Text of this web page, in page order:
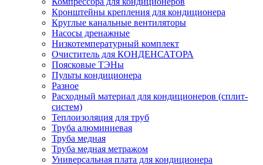
Кронштейны крепления для кондиционера
Круглые канальные вентиляторы
Насосы дренажные
Низкотемпературный комплект
Очиститель для КОНДЕНСАТОРА
Поясковые ТЭНы
Пульты кондиционера
Разное
Расходный материал для кондиционеров (сплит-
систем)
Теплоизоляция для труб
Труба алюминиевая
Труба медная
Труба медная метражом
Универсальная плата для кондиционера